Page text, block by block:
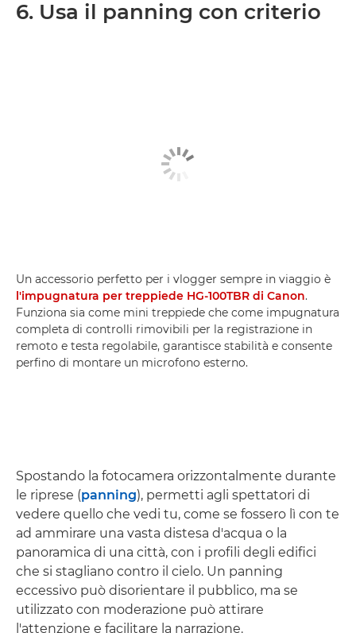
6. Usa il panning con criterio
Un accessorio perfetto per i vlogger sempre in viaggio è
l'impugnatura per treppiede HG-100TBR di Canon.
Funziona sia come mini treppiede che come impugnatura
completa di controlli rimovibili per la registrazione in
remoto e testa regolabile, garantisce stabilità e consente
perfino di montare un microfono esterno.
Spostando la fotocamera orizzontalmente durante
le riprese (panning), permetti agli spettatori di
vedere quello che vedi tu, come se fossero lì con te
ad ammirare una vasta distesa d'acqua o la
panoramica di una città, con i profili degli edifici
che si stagliano contro il cielo. Un panning
eccessivo può disorientare il pubblico, ma se
utilizzato con moderazione può attirare
l'attenzione e facilitare la narrazione.